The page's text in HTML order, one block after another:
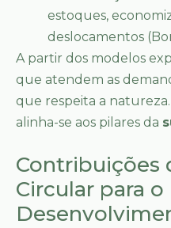
estoques,
deslocamentos
A partir dos modelos
que atendem as
que respeita a
alinha-se aos pilares da
Contribuições
Circular para o